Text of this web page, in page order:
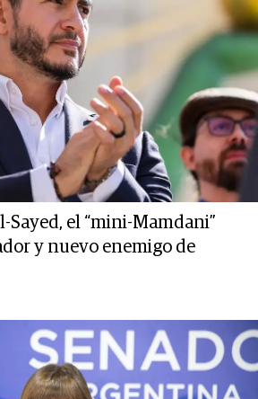
Sayed, el “mini-Mamdani”
y nuevo enemigo de